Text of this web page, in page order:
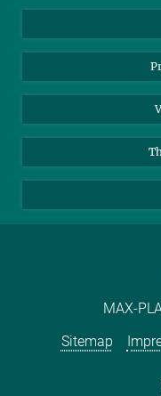
Meldestelle
TikTok
Instagram
YouTube
MAX-
Sitemap